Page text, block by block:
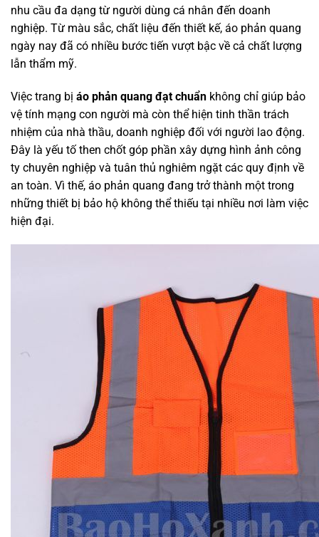
nhu cầu đa dạng từ người dùng cá nhân đến doanh
nghiệp. Từ màu sắc, chất liệu đến thiết kế, áo phản quang
ngày nay đã có nhiều bước tiến vượt bậc về cả chất lượng
lẫn thẩm mỹ.
Việc trang bị áo phản quang đạt chuẩn không chỉ giúp bảo
vệ tính mạng con người mà còn thể hiện tinh thần trách
nhiệm của nhà thầu, doanh nghiệp đối với người lao động.
Đây là yếu tố then chốt góp phần xây dựng hình ảnh công
ty chuyên nghiệp và tuân thủ nghiêm ngặt các quy định về
an toàn. Vì thế, áo phản quang đang trở thành một trong
những thiết bị bảo hộ không thể thiếu tại nhiều nơi làm việc
hiện đại.